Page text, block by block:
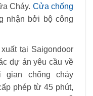
Cháy. Cửa chống
nhận bởi bộ công
tại Saigondoor
dự án yêu cầu về
gian chống cháy
phép từ 45 phút,